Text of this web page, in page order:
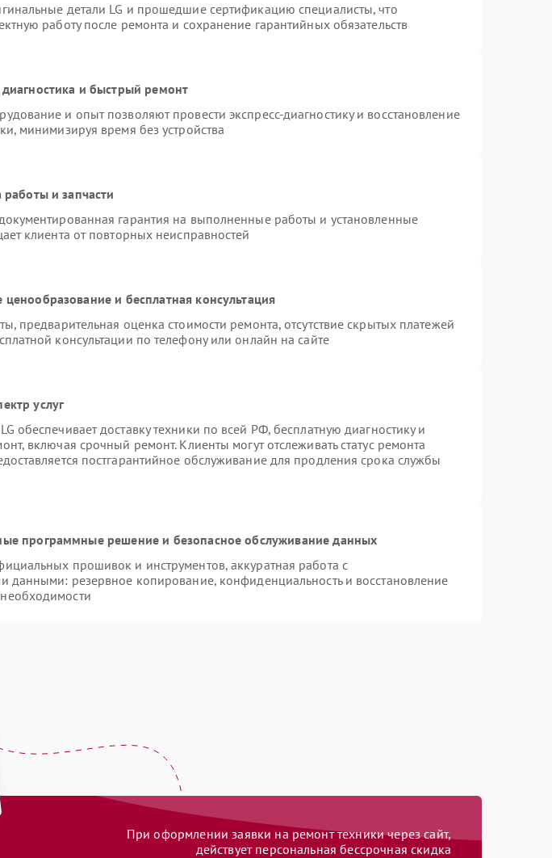
детали LG и прошедшие сертификацию специалисты, что
работу после ремонта и сохранение гарантийных обязательств
диагностика и быстрый ремонт
и опыт позволяют провести экспресс-диагностику и восстановление
минимизируя время без устройства
работы и запчасти
гарантия на выполненные работы и установленные
клиента от повторных неисправностей
ценообразование и бесплатная консультация
предварительная оценка стоимости ремонта, отсутствие скрытых платежей
консультации по телефону или онлайн на сайте
услуг
обеспечивает доставку техники по всей РФ, бесплатную диагностику и
включая срочный ремонт. Клиенты могут отслеживать статус ремонта
постгарантийное обслуживание для продления срока службы
программные решение и безопасное обслуживание данных
прошивок и инструментов, аккуратная работа с
данными: резервное копирование, конфиденциальность и восстановление
При оформлении заявки на ремонт техники через сайт,
действует персональная бессрочная скидка